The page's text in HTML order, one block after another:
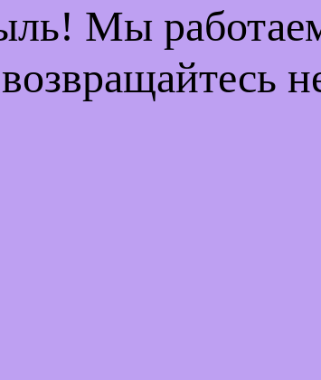
Мы
возвращайтесь